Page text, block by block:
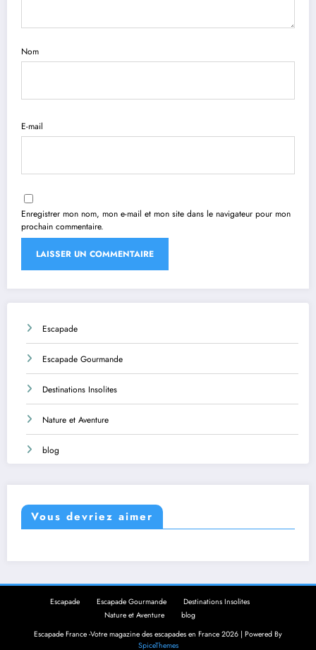
Nom
E-mail
Enregistrer mon nom, mon e-mail et mon site dans le navigateur pour mon
prochain commentaire.
Escapade
Escapade Gourmande
Destinations Insolites
Nature et Aventure
blog
Vous devriez aimer
Escapade Escapade Gourmande
Destinations Insolites
Nature et Aventure
blog
Escapade France -Votre magazine des escapades en France 2026 | Powered By
SpiceThemes